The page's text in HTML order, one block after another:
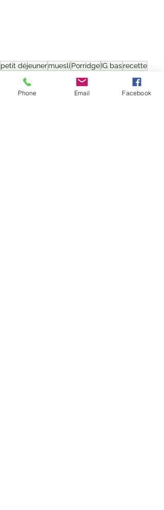
petit déjeunermuesli PorridgeIG basrecette
amandes
breakfast
Recettes
Phone Email Facebook